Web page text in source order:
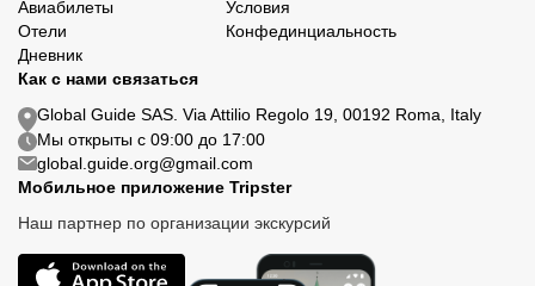
Авиабилеты
Отели
Дневник
Условия
Конфединциальность
Как с нами связаться
Global Guide SAS. Via Attilio Regolo 19, 00192 Roma, Italy
Мы открыты с 09:00 до 17:00
global.guide.org@gmail.com
Мобильное приложение Tripster
Наш партнер по организации экскурсий